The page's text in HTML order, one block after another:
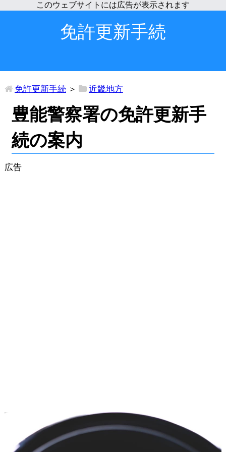
免許更新手続
免許更新手続＞ 近畿地方
豊能警察署の免許更新手
続の案内
広告